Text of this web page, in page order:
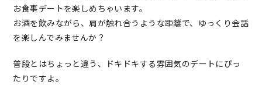
お食事デートを楽しめちゃいます。
お酒を飲みながら、肩が触れ合うような距離で、ゆっくり会話
を楽しんでみませんか？
普段とはちょっと違う、ドキドキする雰囲気のデートにぴっ
たりですよ。